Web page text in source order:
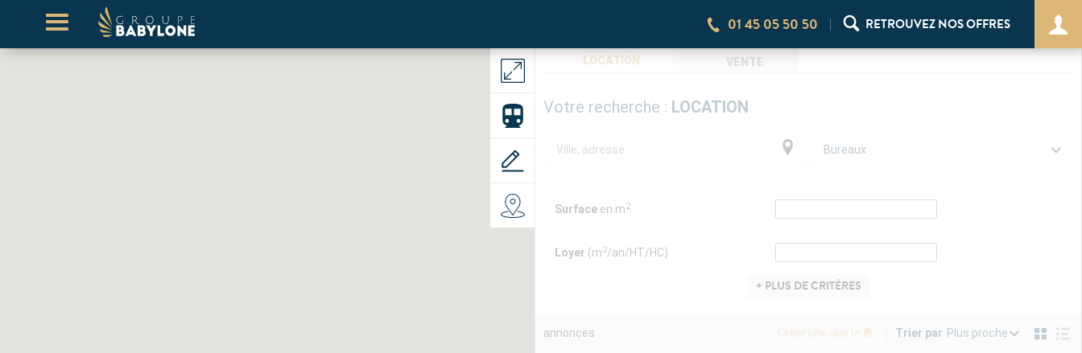
01 45 05 50 50 RETROUVEZ NOS OFFRES
LOCATION VENTE
Votre recherche : LOCATION
Bureaux
Surface en m2
Loyer (m2/an/HT/HC)
+ PLUS DE CRITÈRES
annonces Créer une alerte Trier par Plus proche